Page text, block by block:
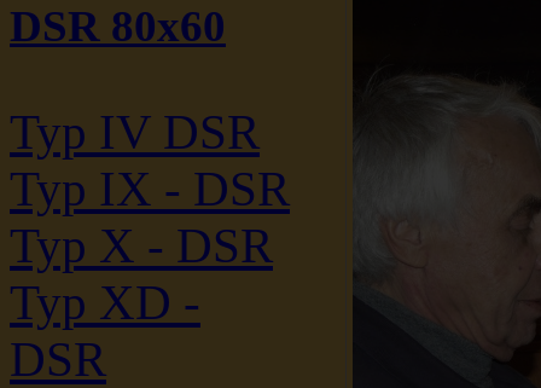
DSR 80x60
Typ IV DSR
Typ IX - DSR
Typ X - DSR
Typ XD -
DSR